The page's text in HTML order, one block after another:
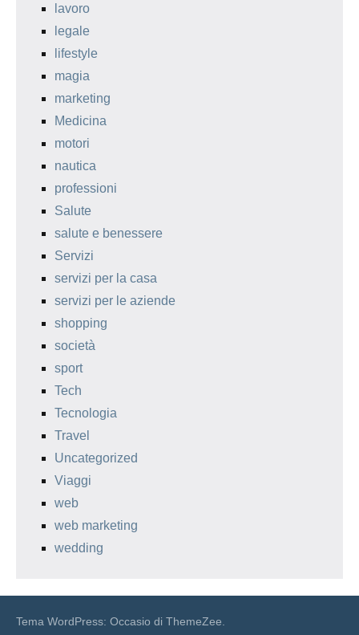
lavoro
legale
lifestyle
magia
marketing
Medicina
motori
nautica
professioni
Salute
salute e benessere
Servizi
servizi per la casa
servizi per le aziende
shopping
società
sport
Tech
Tecnologia
Travel
Uncategorized
Viaggi
web
web marketing
wedding
Tema WordPress: Occasio di ThemeZee.